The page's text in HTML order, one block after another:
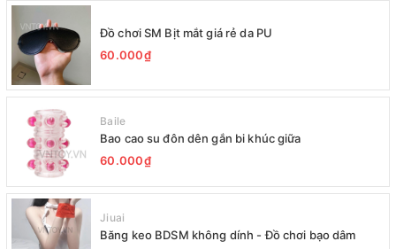
Đồ chơi SM Bịt mắt giá rẻ da PU
60.000₫
Baile
Bao cao su đôn dên gắn bi khúc giữa
60.000₫
Jiuai
Băng keo BDSM không dính - Đồ chơi bạo dâm